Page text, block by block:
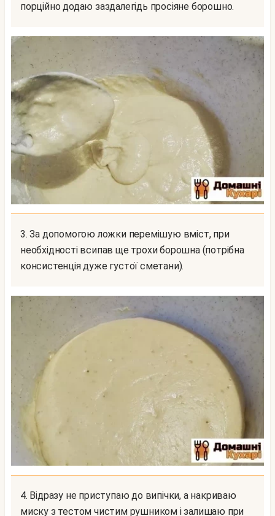
порційно додаю заздалегідь просіяне борошно.
3. За допомогою ложки перемішую вміст, при
необхідності всипав ще трохи борошна (потрібна
консистенція дуже густої сметани).
4. Відразу не приступаю до випічки, а накриваю
миску з тестом чистим рушником і залишаю при